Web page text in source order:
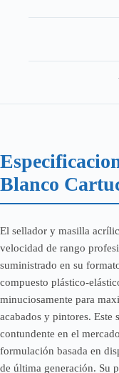
Blanco
El sellador y masilla
velocidad de rango
suministrado en su
compuesto plástico-
minuciosamente para
acabados y pintores. Este
contundente en el
formulación basada en
de última generación. Su